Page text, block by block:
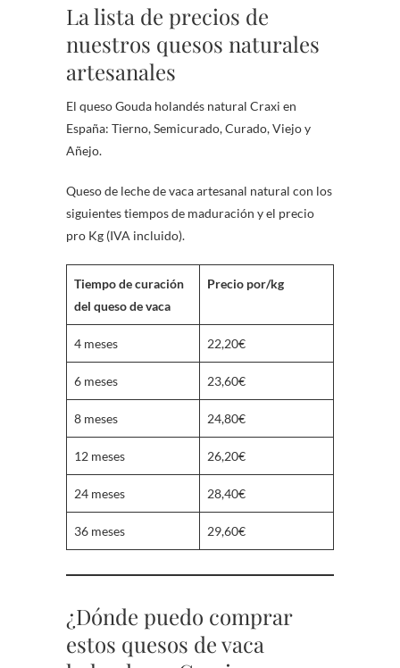
La lista de precios de
nuestros quesos naturales
artesanales
El queso Gouda holandés natural Craxi en
España: Tierno, Semicurado, Curado, Viejo y
Añejo.
Queso de leche de vaca artesanal natural con los
siguientes tiempos de maduración y el precio
pro Kg (IVA incluido).
Tiempo de curación
del queso de vaca
Precio por/kg
4 meses 22,20€
6 meses 23,60€
8 meses 24,80€
12 meses 26,20€
24 meses 28,40€
36 meses 29,60€
¿Dónde puedo comprar
estos quesos de vaca